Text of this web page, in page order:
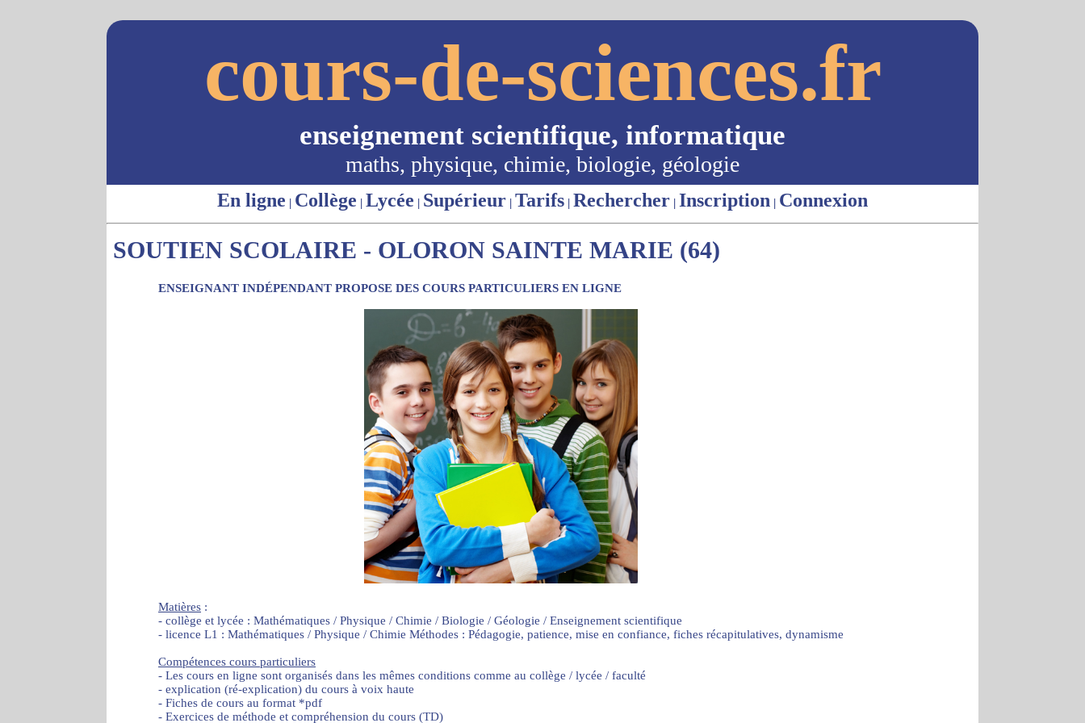
cours-de-sciences.fr
enseignement scientifique, informatique
maths, physique, chimie, biologie, géologie
En ligne | Collège | Lycée | Supérieur | Tarifs | Rechercher | Inscription | Connexion
SOUTIEN SCOLAIRE - OLORON SAINTE MARIE (64)
ENSEIGNANT INDÉPENDANT PROPOSE DES COURS PARTICULIERS EN LIGNE
Matières :
- collège et lycée : Mathématiques / Physique / Chimie / Biologie / Géologie / Enseignement scientifique
- licence L1 : Mathématiques / Physique / Chimie Méthodes : Pédagogie, patience, mise en confiance, fiches récapitulatives, dynamisme
Compétences cours particuliers
- Les cours en ligne sont organisés dans les mêmes conditions comme au collège / lycée / faculté
- explication (ré-explication) du cours à voix haute
- Fiches de cours au format *pdf
- Exercices de méthode et compréhension du cours (TD)